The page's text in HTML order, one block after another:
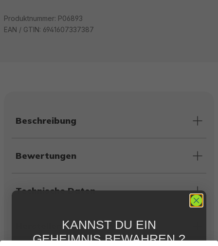
Produktnummer: P06893
EAN / GTIN: 6941607337387
Beschreibung
Bewertungen
Technische Daten
Herstellerinformation
KANNST DU EIN
GEHEIMNIS BEWAHREN ?